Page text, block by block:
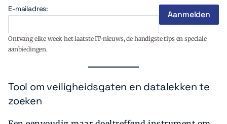
E-mailadres:
Ontvang elke week het laatste IT-nieuws, de handigste tips en speciale
aanbiedingen.
Tool om veiligheidsgaten en datalekken te
zoeken